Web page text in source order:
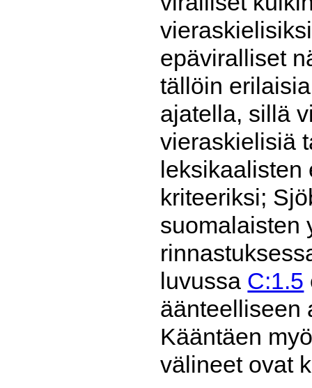
epäviralliset
tällöin
ajatella, sillä
vieraskielisiä
leksikaalisten
kriteeriksi;
suomalaisten
luvussa C:1.5
äänteelliseen
Kääntäen
välineet ovat